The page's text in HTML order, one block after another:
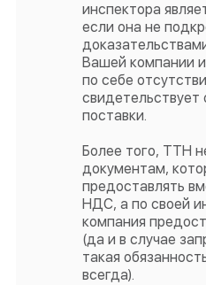
инспектора
если она не
Вашей компании
по себе
свидетельствует
поставки.
Более того, ТТН
документам,
предоставлять
НДС, а по своей
компания
(да и в случае
такая
всегда).